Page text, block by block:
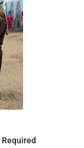
Required